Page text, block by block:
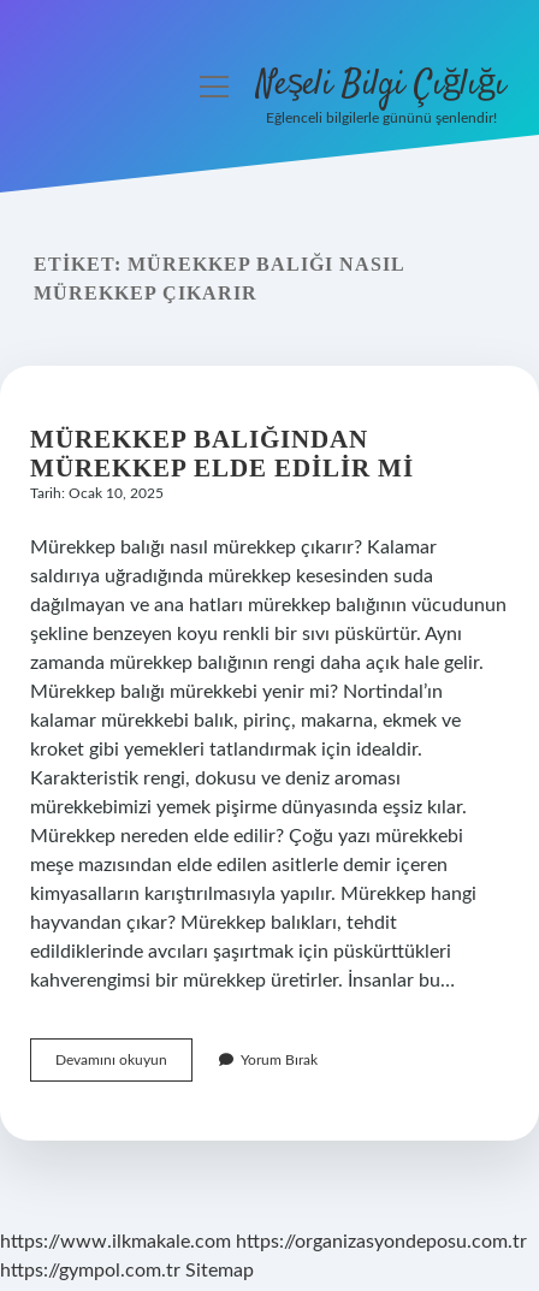
Yasal Uyarı
menüyüNeşeli Bilgi Çığlığı
Eğlenceli bilgilerle gününü şenlendir!
ETIKET: MÜREKKEP BALIĞI NASIL
MÜREKKEP ÇIKARIR
MÜREKKEP BALIĞINDAN
MÜREKKEP ELDE EDILIR MI
Tarih: Ocak 10, 2025
Mürekkep balığı nasıl mürekkep çıkarır? Kalamar
saldırıya uğradığında mürekkep kesesinden suda
dağılmayan ve ana hatları mürekkep balığının vücudunun
şekline benzeyen koyu renkli bir sıvı püskürtür. Aynı
zamanda mürekkep balığının rengi daha açık hale gelir.
Mürekkep balığı mürekkebi yenir mi? Nortindal’ın
kalamar mürekkebi balık, pirinç, makarna, ekmek ve
kroket gibi yemekleri tatlandırmak için idealdir.
Karakteristik rengi, dokusu ve deniz aroması
mürekkebimizi yemek pişirme dünyasında eşsiz kılar.
Mürekkep nereden elde edilir? Çoğu yazı mürekkebi
meşe mazısından elde edilen asitlerle demir içeren
kimyasalların karıştırılmasıyla yapılır. Mürekkep hangi
hayvandan çıkar? Mürekkep balıkları, tehdit
edildiklerinde avcıları şaşırtmak için püskürttükleri
kahverengimsi bir mürekkep üretirler. İnsanlar bu…
Devamını okuyun Mürekkep
Balığından
Edilir
Yorum Bırak
https://www.ilkmakale.com https://organizasyondeposu.com.tr
https://gympol.com.tr Sitemap